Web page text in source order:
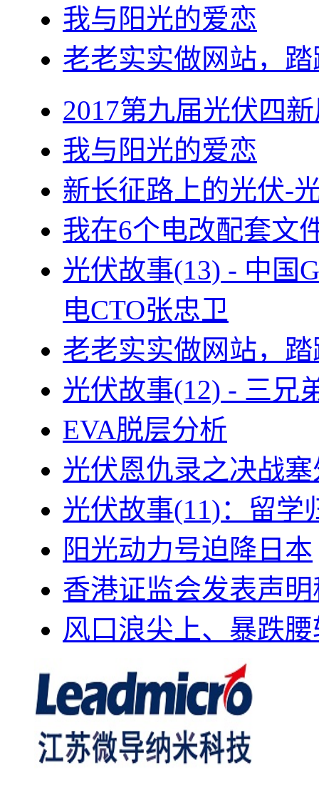
我与阳光的爱恋
老老实实做网站，
2017第九届光伏四
我与阳光的爱恋
新长征路上的光伏-
我在6个电改配套文
光伏故事(13) - 中国
电CTO张忠卫
老老实实做网站，
光伏故事(12) - 三兄
EVA脱层分析
光伏恩仇录之决战
光伏故事(11)：留学
阳光动力号迫降日本
香港证监会发表声
风口浪尖上、暴跌